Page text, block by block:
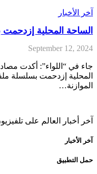
آخر الأخبار
الساحة المحلية
September 12, 2024
جاء في “اللواء”: أكدت
المحلية إزدحمت بسلسلة
الموازنة…
آخر أخبار العالم على
آخر الأخبار
حمل التطبيق